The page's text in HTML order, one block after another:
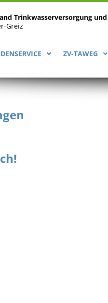
Trinkwasserversorgung
Greiz
ZV-TAWEG